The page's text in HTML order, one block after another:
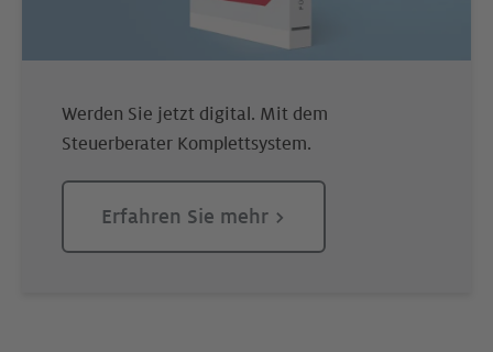
Werden Sie jetzt digital. Mit dem
Steuerberater Komplettsystem.
Erfahren Sie mehr >